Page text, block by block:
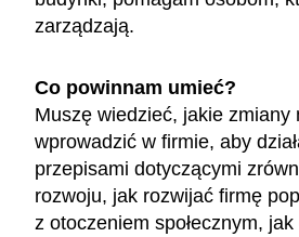
zarządzają.
Co powinnam umieć?
Muszę wiedzieć, jakie zmiany
wprowadzić w firmie, aby
przepisami dotyczącymi
rozwoju, jak rozwijać firmę
z otoczeniem społecznym, jak